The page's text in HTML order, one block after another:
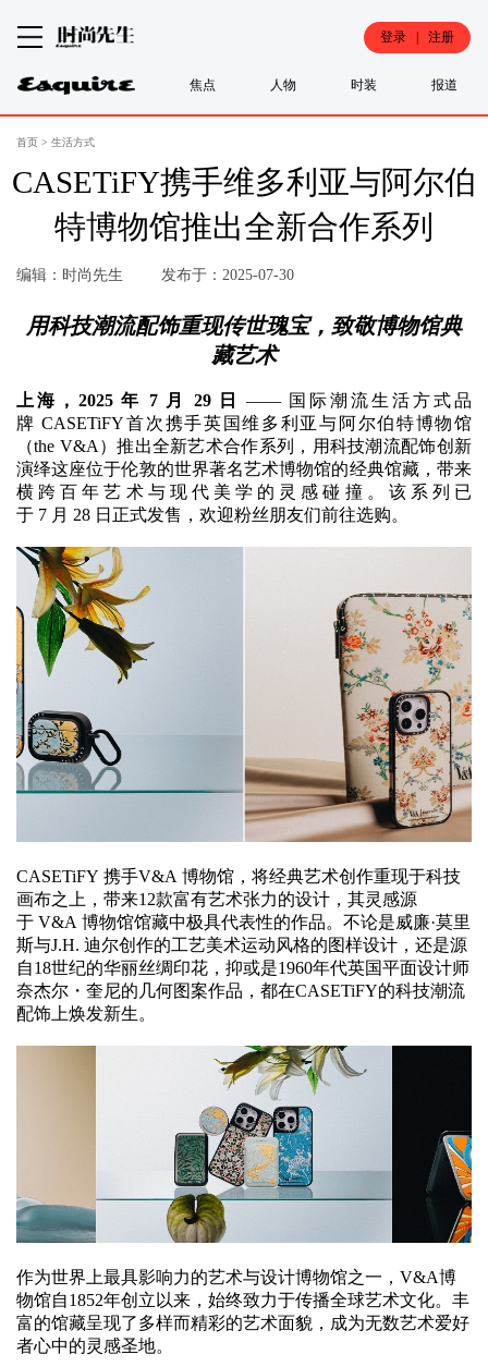
登录 | 注册
焦点 人物 时装 报道
首页 > 生活方式
CASETiFY携手维多利亚与阿尔伯
特博物馆推出全新合作系列
编辑：时尚先生 发布于：2025-07-30
用科技潮流配饰重现传世瑰宝，致敬博物馆典
藏艺术
上海，2025 年 7 月 29 日
—— 国际潮流生活方式品
牌 CASETiFY首次携手英国维多利亚与阿尔伯特博物馆
（the V&A）推出全新艺术合作系列，用科技潮流配饰创新
演绎这座位于伦敦的世界著名艺术博物馆的经典馆藏，带来
横跨百年艺术与现代美学的灵感碰撞。该系列已
于 7 月 28 日正式发售，欢迎粉丝朋友们前往选购。
CASETiFY 携手V&A 博物馆，将经典艺术创作重现于科技
画布之上，带来12款富有艺术张力的设计，其灵感源
于 V&A 博物馆馆藏中极具代表性的作品。不论是威廉·莫里
斯与J.H. 迪尔创作的工艺美术运动风格的图样设计，还是源
自18世纪的华丽丝绸印花，抑或是1960年代英国平面设计师
奈杰尔・奎尼的几何图案作品，都在CASETiFY的科技潮流
配饰上焕发新生。
作为世界上最具影响力的艺术与设计博物馆之一，V&A博
物馆自1852年创立以来，始终致力于传播全球艺术文化。丰
富的馆藏呈现了多样而精彩的艺术面貌，成为无数艺术爱好
者心中的灵感圣地。